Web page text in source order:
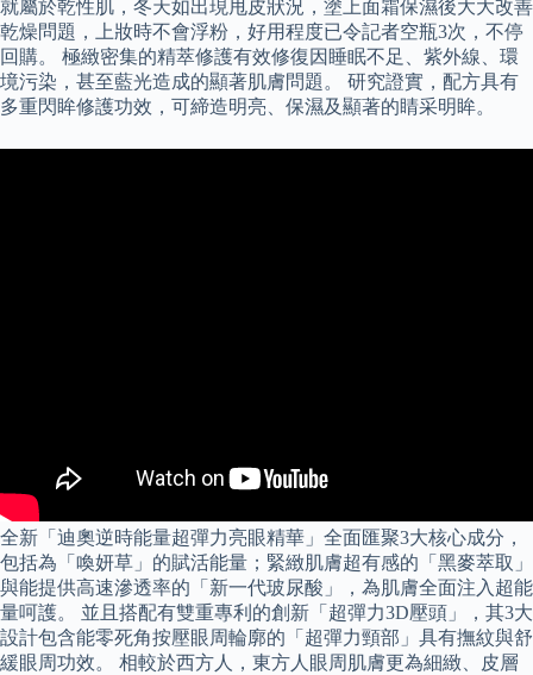
就屬於乾性肌，冬天如出現甩皮狀況，塗上面霜保濕後大大改善
乾燥問題，上妝時不會浮粉，好用程度已令記者空瓶3次，不停
回購。 極緻密集的精萃修護有效修復因睡眠不足、紫外線、環
境污染，甚至藍光造成的顯著肌膚問題。 研究證實，配方具有
多重閃眸修護功效，可締造明亮、保濕及顯著的睛采明眸。
全新「迪奧逆時能量超彈力亮眼精華」全面匯聚3大核心成分，
包括為「喚妍草」的賦活能量；緊緻肌膚超有感的「黑麥萃取」
與能提供高速滲透率的「新一代玻尿酸」，為肌膚全面注入超能
量呵護。 並且搭配有雙重專利的創新「超彈力3D壓頭」，其3大
設計包含能零死角按壓眼周輪廓的「超彈力頸部」具有撫紋與舒
緩眼周功效。 相較於西方人，東方人眼周肌膚更為細緻、皮層